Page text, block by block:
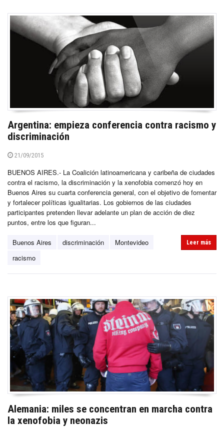
Argentina: empieza conferencia contra racismo y
discriminación
21/09/2015
BUENOS AIRES.- La Coalición latinoamericana y caribeña de ciudades
contra el racismo, la discriminación y la xenofobia comenzó hoy en
Buenos Aires su cuarta conferencia general, con el objetivo de fomentar
y fortalecer políticas igualitarias. Los gobiernos de las ciudades
participantes pretenden llevar adelante un plan de acción de diez
puntos, entre los que figuran...
Buenos Aires discriminación
Montevideo
racismo
Leer más
Alemania: miles se concentran en marcha contra
la xenofobia y neonazis